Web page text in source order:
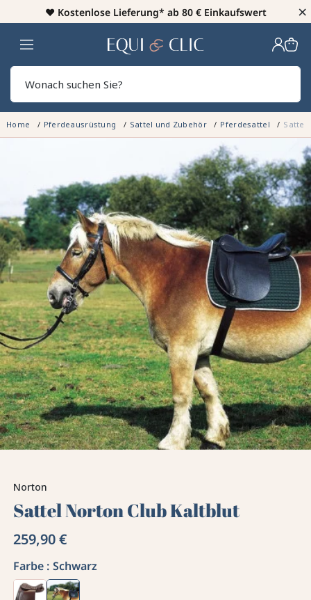
♥️ Kostenlose Lieferung* ab 80 € Einkaufswert ×
Heim
Home Pferdeausrüstung Sattel und Zubehör Pferdesattel Sattel
Norton
Sattel Norton Club Kaltblut
259,90 €
Farbe : Schwarz